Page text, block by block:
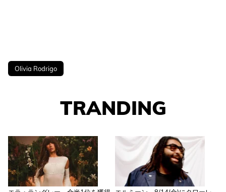
Olivia Rodrigo
TRANDING